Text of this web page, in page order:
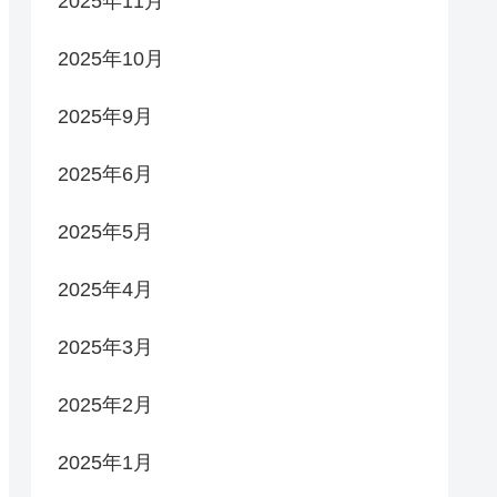
2025年10月
2025年9月
2025年6月
2025年5月
2025年4月
2025年3月
2025年2月
2025年1月